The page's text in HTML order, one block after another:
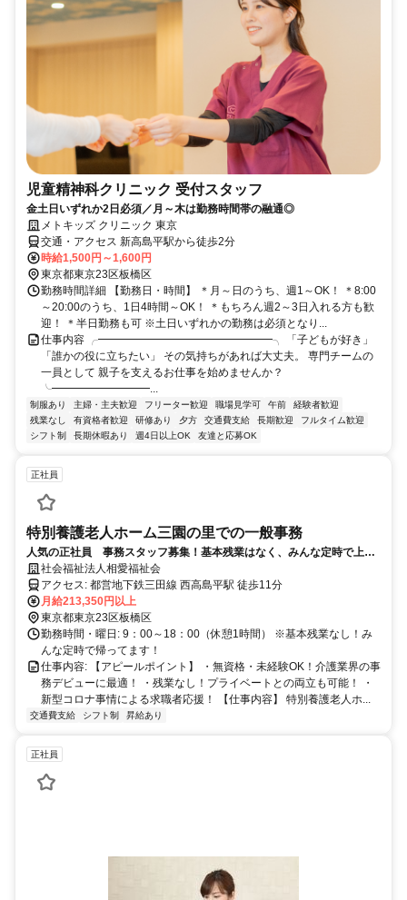
児童精神科クリニック 受付スタッフ
金土日いずれか2日必須／月～木は勤務時間帯の融通◎
メトキッズ クリニック 東京
交通・アクセス 新高島平駅から徒歩2分
時給1,500円～1,600円
東京都東京23区板橋区
勤務時間詳細 【勤務日・時間】 ＊月～日のうち、週1～OK！ ＊8:00
～20:00のうち、1日4時間～OK！ ＊もちろん週2～3日入れる方も歓
迎！ ＊半日勤務も可 ※土日いずれかの勤務は必須となり...
仕事内容 ╭━━━━━━━━━━━━━━━━╮ 「子どもが好き」
「誰かの役に立ちたい」 その気持ちがあれば大丈夫。 専門チームの
一員として 親子を支えるお仕事を始めませんか？
╰━━━━━━━━━...
制服あり 主婦・主夫歓迎 フリーター歓迎 職場見学可 午前
経験者歓迎
残業なし
有資格者歓迎 研修あり 夕方 交通費支給 長期歓迎
フルタイム歓迎
シフト制
長期休暇あり 週4日以上OK 友達と応募OK
正社員
特別養護老人ホーム三園の里での一般事務
人気の正社員 事務スタッフ募集！基本残業はなく、みんな定時で上が
っています！プライベートのバランスを大切にしたい方、仕事のオンオ
フをはっきりつけたい方も歓迎！
社会福祉法人相愛福祉会
アクセス: 都営地下鉄三田線 西高島平駅 徒歩11分
月給213,350円以上
東京都東京23区板橋区
勤務時間・曜日: 9：00～18：00（休憩1時間） ※基本残業なし！み
んな定時で帰ってます！
仕事内容: 【アピールポイント】 ・無資格・未経験OK！介護業界の事
務デビューに最適！ ・残業なし！プライベートとの両立も可能！ ・
新型コロナ事情による求職者応援！ 【仕事内容】 特別養護老人ホ...
交通費支給 シフト制 昇給あり
正社員